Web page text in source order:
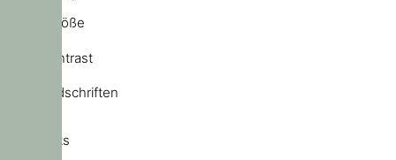
Schriftgröße
Hochkontrast
Standardschriften
Shortcuts